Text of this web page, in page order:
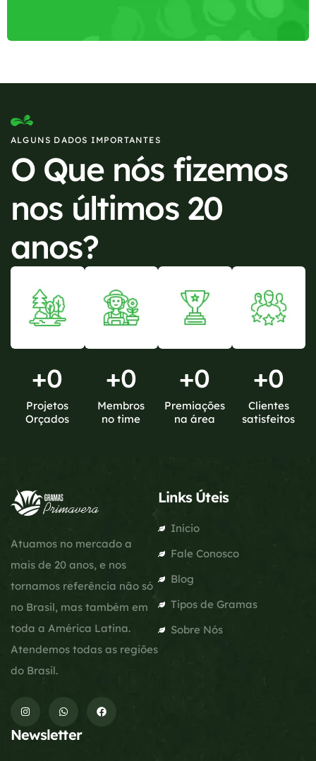
ALGUNS DADOS IMPORTANTES
O Que nós fizemos
nos últimos 20
anos?
+0
Projetos
Orçados
+0
Membros
no time
+0
Premiações
na área
+0
Clientes
satisfeitos
Atuamos no mercado a
mais de 20 anos, e nos
tornamos referência não só
no Brasil, mas também em
toda a América Latina.
Atendemos todas as regiões
do Brasil.
Links Úteis
Início
Fale Conosco
Blog
Tipos de Gramas
Sobre Nós
Newsletter